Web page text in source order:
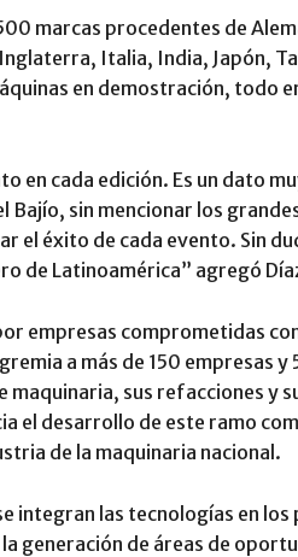
marcas procedentes de
Italia, India, Japón,
en demostración, todo
en cada edición. Es un dato
sin mencionar los
el éxito de cada evento. Sin
de Latinoamérica” agregó
empresas comprometidas
a más de 150 empresas y
maquinaria, sus refacciones y
el desarrollo de este ramo
de la maquinaria nacional.
integran las tecnologías en los
generación de áreas de